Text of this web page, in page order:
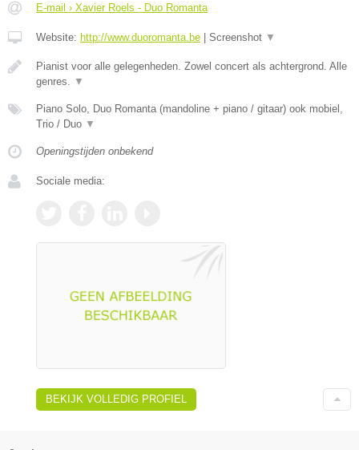
E-mail › Xavier Roels - Duo Romanta
Website: http://www.duoromanta.be | Screenshot ▼
Pianist voor alle gelegenheden. Zowel concert als achtergrond. Alle
genres.
▼
Piano Solo, Duo Romanta (mandoline + piano / gitaar) ook mobiel,
Trio / Duo ▼
Openingstijden onbekend
Sociale media:
BEKIJK VOLLEDIG PROFIEL